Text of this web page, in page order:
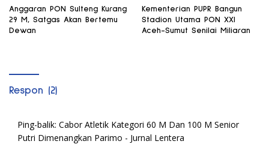
Anggaran PON Sulteng Kurang
29 M, Satgas Akan Bertemu
Dewan
Kementerian PUPR Bangun
Stadion Utama PON XXI
Aceh-Sumut Senilai Miliaran
Respon (2)
Ping-balik: Cabor Atletik Kategori 60 M Dan 100 M Senior
Putri Dimenangkan Parimo - Jurnal Lentera